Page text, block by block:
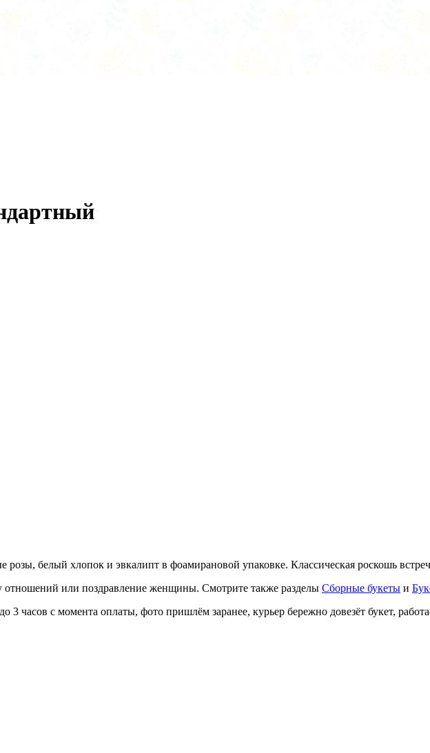
розы, белый хлопок и эвкалипт в фоамирановой упаковке. Классическая роскошь
или поздравление женщины. Смотрите также разделы Сборные букеты и
3 часов с момента оплаты, фото пришлём заранее, курьер бережно довезёт букет,